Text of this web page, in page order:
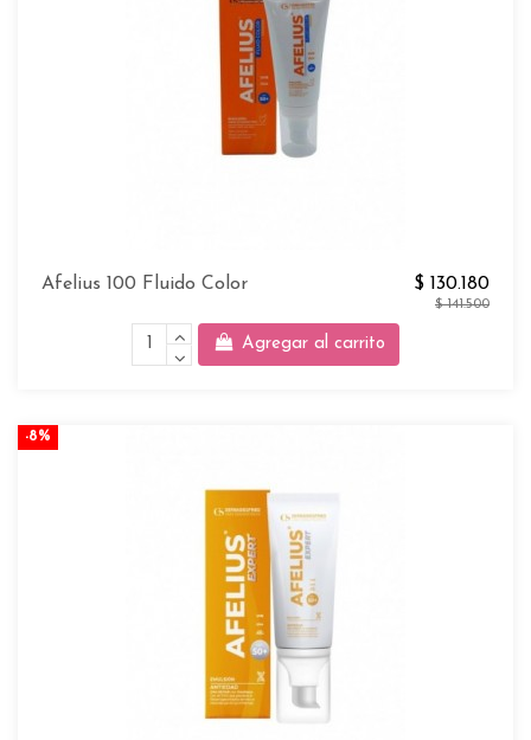
Afelius 100 Fluido Color $ 130.180
$ 141.500
Agregar al carrito
-8%